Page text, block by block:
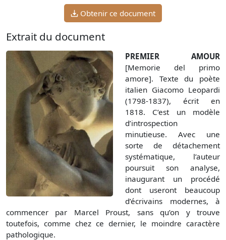
Obtenir ce document
Extrait du document
PREMIER AMOUR
[Memorie del primo
amore]. Texte du poète
italien Giacomo Leopardi
(1798-1837), écrit en
1818. C’est un modèle
d’introspection
minutieuse. Avec une
sorte de détachement
systématique, l’auteur
poursuit son analyse,
inaugurant un procédé
dont useront beaucoup
d’écrivains modernes, à
commencer par Marcel Proust, sans qu’on y trouve
toutefois, comme chez ce dernier, le moindre caractère
pathologique.